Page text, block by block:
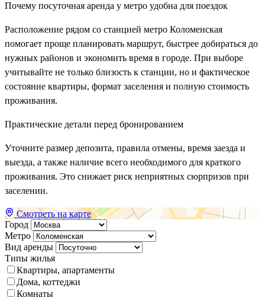
Почему посуточная аренда у метро удобна для поездок
Расположение рядом со станцией метро Коломенская
помогает проще планировать маршрут, быстрее добираться до
нужных районов и экономить время в городе. При выборе
учитывайте не только близость к станции, но и фактическое
состояние квартиры, формат заселения и полную стоимость
проживания.
Практические детали перед бронированием
Уточните размер депозита, правила отмены, время заезда и
выезда, а также наличие всего необходимого для краткого
проживания. Это снижает риск неприятных сюрпризов при
заселении.
Смотреть на карте
Город
Метро
Вид аренды
Типы жилья
Квартиры, апартаменты
Дома, коттеджи
Комнаты